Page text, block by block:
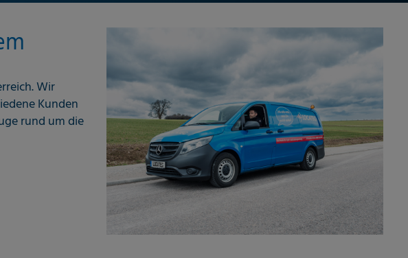
Wir
Kunden
rund um die